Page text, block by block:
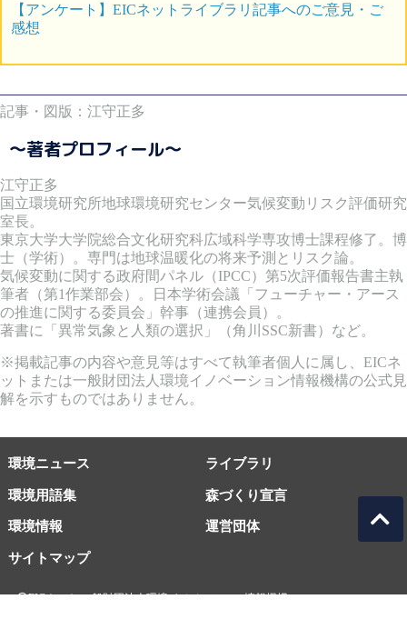
【アンケート】EICネットライブラリ記事へのご意見・ご
感想
記事・図版：江守正多
～著者プロフィール～
江守正多
国立環境研究所地球環境研究センター気候変動リスク評価研究
室長。
東京大学大学院総合文化研究科広域科学専攻博士課程修了。博
士（学術）。専門は地球温暖化の将来予測とリスク論。
気候変動に関する政府間パネル（IPCC）第5次評価報告書主執
筆者（第1作業部会）。日本学術会議「フューチャー・アース
の推進に関する委員会」幹事（連携会員）。
著書に「異常気象と人類の選択」（角川SSC新書）など。
※掲載記事の内容や意見等はすべて執筆者個人に属し、EICネ
ットまたは一般財団法人環境イノベーション情報機構の公式見
解を示すものではありません。
環境ニュース ライブラリ
環境用語集 森づくり宣言
環境情報
サイトマップ
運営団体
EICネット 一般財団法人環境イノベーション情報機構